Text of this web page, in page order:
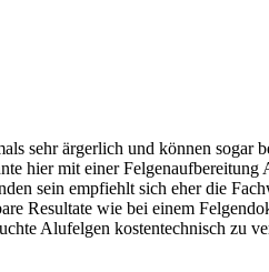
sehr ärgerlich und können sogar
hier mit einer
sein empfiehlt sich eher die
Resultate wie bei einem
Alufelgen kostentechnisch zu